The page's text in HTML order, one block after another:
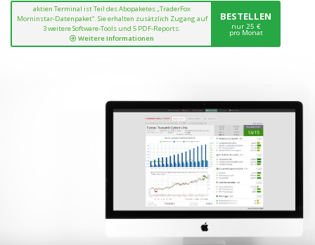
aktien Terminal ist Teil des Abopaketes „TraderFox
Morninstar-Datenpaket“. Sie erhalten zusätzlich Zugang auf
3 weitere Software-Tools und 5 PDF-Reports.
Weitere Informationen
BESTELLEN
nur 25 €
pro Monat